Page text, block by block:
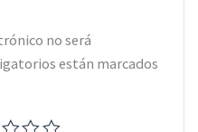
no será
están marcados